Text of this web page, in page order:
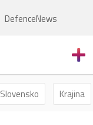
DefenceNews
Slovensko Krajina